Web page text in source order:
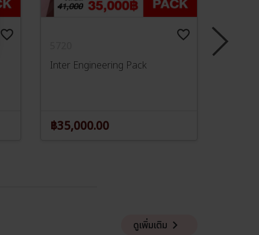
favorite_border favorite_border
Inter Engineering Pack
฿35,000.00
5129-
ดูเพิ่มเติม keyboard_arrow_right